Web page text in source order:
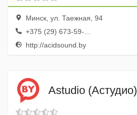
Минск, ул. Таежная, 94
+375 (29) 673-59-...
http://acidsound.by
Astudio (Астудио)